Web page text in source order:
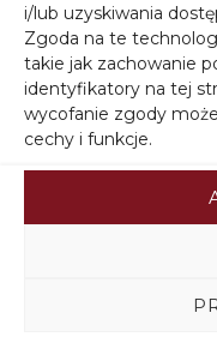
i/lub uzyskiwania
Zgoda na te
takie jak zachowanie
identyfikatory na tej
wycofanie zgody
cechy i funkcje.
Żyrandol metalowy
świecznik MALBO
2910/3 BK
247,50 zł
Podobne